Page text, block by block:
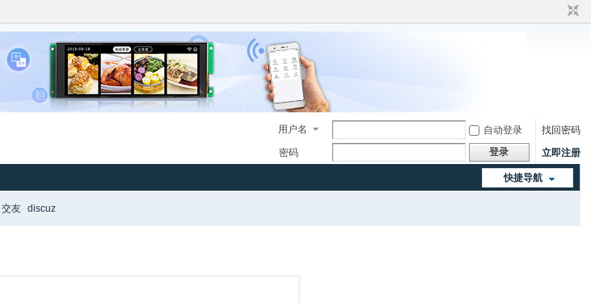
用户名 自动登录
找回密码
密码
登录 立即注册
快捷导航
交友 discuz